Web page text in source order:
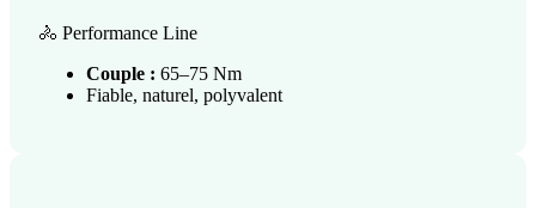
🚴 Performance Line
Couple : 65–75 Nm
Fiable, naturel, polyvalent